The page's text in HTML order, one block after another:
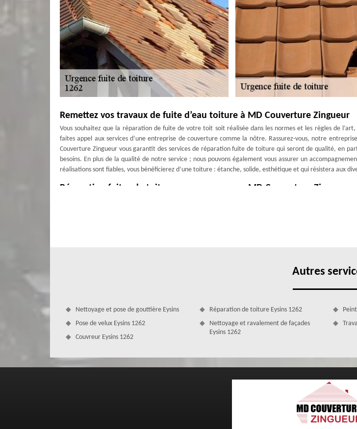
Remettez vos travaux de fuite d’eau toiture à MD Couverture Zingueur
Vous souhaitez que la réparation de fuite de votre toit soit réalisée dans les normes et les règles de l’art,
faites appel aux services d’une entreprise de couverture comme la nôtre. Rassurez-vous, notre
Couverture Zingueur vous garantit des services de réparation fuite de toiture qui seront de qualité, en
besoins. En plus de la qualité de notre service ; nous pouvons également vous assurer un
réalisations sont fiables, vous bénéficierez d’une toiture : étanche, solide, esthétique et qui résistera aux
Réparation fuites de toiture aux normes avec MD Couverture Zingueur
La réparation urgence fuite de toiture Eysins assurée par le couvreur
Ne tardez pas à contacter un professionnel pour effectuer une réparation urgence fuite de toiture Eysins
Autres
Nettoyage et pose de gouttière Eysins
Pose de velux Eysins 1262
Couvreur Eysins 1262
Réparation de toiture Eysins 1262
Nettoyage et ravalement de façades
Eysins 1262